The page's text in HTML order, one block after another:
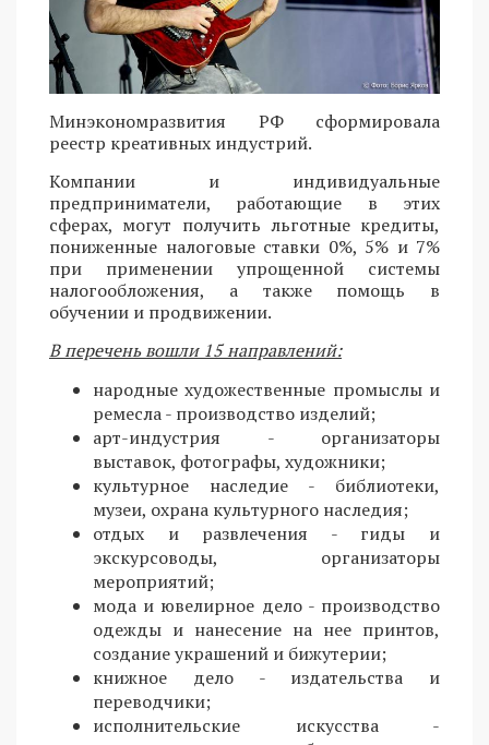
Минэкономразвития РФ сформировала
реестр креативных индустрий.
Компании и индивидуальные
предприниматели, работающие в этих
сферах, могут получить льготные кредиты,
пониженные налоговые ставки 0%, 5% и 7%
при применении упрощенной системы
налогообложения, а также помощь в
обучении и продвижении.
В перечень вошли 15 направлений:
народные художественные промыслы и
ремесла - производство изделий;
арт-индустрия - организаторы
выставок, фотографы, художники;
культурное наследие - библиотеки,
музеи, охрана культурного наследия;
отдых и развлечения - гиды и
экскурсоводы, организаторы
мероприятий;
мода и ювелирное дело - производство
одежды и нанесение на нее принтов,
создание украшений и бижутерии;
книжное дело - издательства и
переводчики;
исполнительские искусства -